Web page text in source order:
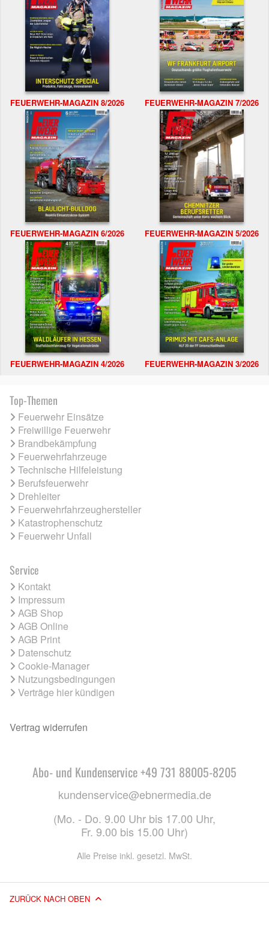
FEUERWEHR-MAGAZIN 8/2026 FEUERWEHR-MAGAZIN 7/2026
FEUERWEHR-MAGAZIN 6/2026 FEUERWEHR-MAGAZIN 5/2026
FEUERWEHR-MAGAZIN 4/2026 FEUERWEHR-MAGAZIN 3/2026
Top-Themen
Feuerwehr Einsätze
Freiwillige Feuerwehr
Brandbekämpfung
Feuerwehrfahrzeuge
Technische Hilfeleistung
Berufsfeuerwehr
Drehleiter
Feuerwehrfahrzeughersteller
Katastrophenschutz
Feuerwehr Unfall
Service
Kontakt
Impressum
AGB Shop
AGB Online
AGB Print
Datenschutz
Cookie-Manager
Nutzungsbedingungen
Verträge hier kündigen
Vertrag widerrufen
Abo- und Kundenservice +49 731 88005-8205
kundenservice@ebnermedia.de
(Mo. - Do. 9.00 Uhr bis 17.00 Uhr,
Fr. 9.00 bis 15.00 Uhr)
Alle Preise inkl. gesetzl. MwSt.
ZURÜCK NACH OBEN